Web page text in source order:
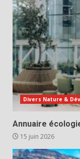
Divers Nature &
Annuaire
15 juin 2026